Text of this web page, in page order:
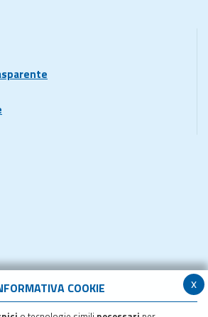
x
COOKIE